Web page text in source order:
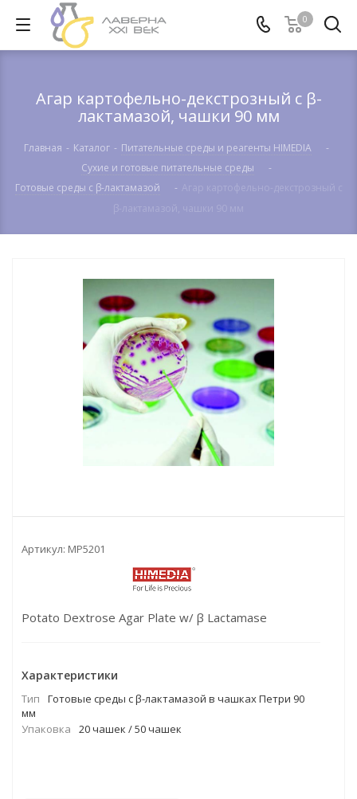
0
Агар картофельно-декстрозный с β-
лактамазой, чашки 90 мм
Главная - Каталог - Питательные среды и реагенты HIMEDIA
-
Сухие и готовые питательные среды
-
Готовые среды с β-лактамазой
-
Артикул: MP5201
Potato Dextrose Agar Plate w/ β Lactamase
Характеристики
Тип
Готовые среды с β-лактамазой в чашках Петри 90
мм
Упаковка
20 чашек / 50 чашек